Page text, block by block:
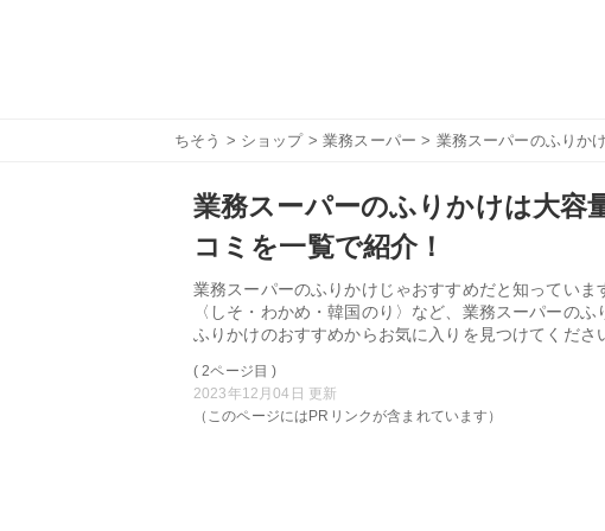
ちそう > ショップ>業務スーパー > 業務スーパーのふりか
業務スーパーのふりかけは大容
コミを一覧で紹介！
業務スーパーのふりかけじゃおすすめだと知っていま
〈しそ・わかめ・韓国のり〉など、業務スーパーの
ふりかけのおすすめからお気に入りを見つけてくださ
( 2ページ目 )
2023年12月04日 更新
（このページにはPRリンクが含まれています）